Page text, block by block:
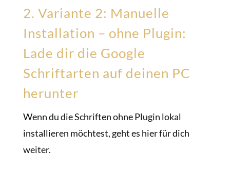
2. Variante 2: Manuelle
Installation – ohne Plugin:
Lade dir die Google
Schriftarten auf deinen PC
herunter
Wenn du die Schriften ohne Plugin lokal
installieren möchtest, geht es hier für dich
weiter.